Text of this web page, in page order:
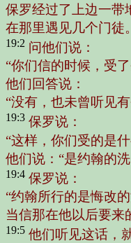
保罗经过了上边一带
在那里遇见几个门徒。
19:2 问他们说：
“你们信的时候，受
他们回答说：
“没有，也未曾听见
19:3 保罗说：
“这样，你们受的是
他们说：“是约翰的
19:4 保罗说：
“约翰所行的是悔改
当信那在他以后要来
19:5 他们听见这话，